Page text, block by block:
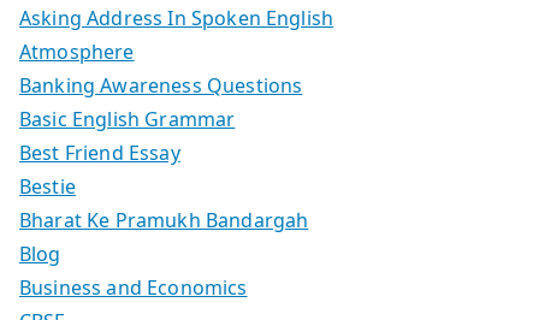
Asking Address In Spoken English
Atmosphere
Banking Awareness Questions
Basic English Grammar
Best Friend Essay
Bestie
Bharat Ke Pramukh Bandargah
Blog
Business and Economics